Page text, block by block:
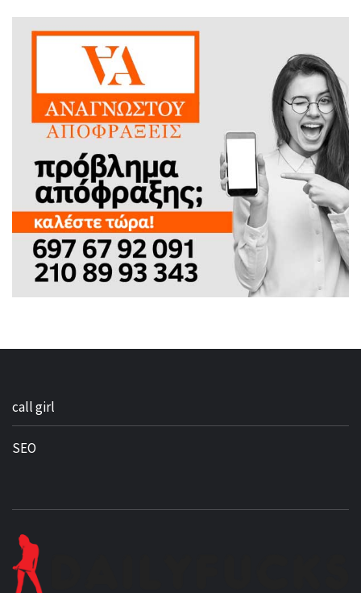
call girl
SEO